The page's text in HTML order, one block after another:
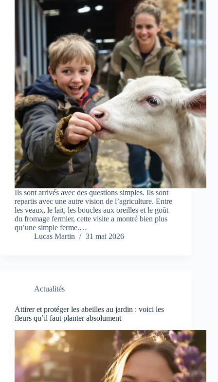
Ils sont arrivés avec des questions simples. Ils sont
repartis avec une autre vision de l’agriculture. Entre
les veaux, le lait, les boucles aux oreilles et le goût
du fromage fermier, cette visite a montré bien plus
qu’une simple ferme.…
Lucas Martin
31 mai 2026
Actualités
Attirer et protéger les abeilles au jardin : voici les
fleurs qu’il faut planter absolument